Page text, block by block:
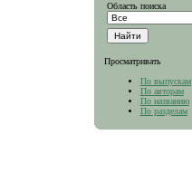
Область поиска
Просматривать
По выпускам
По авторам
По названию
По разделам